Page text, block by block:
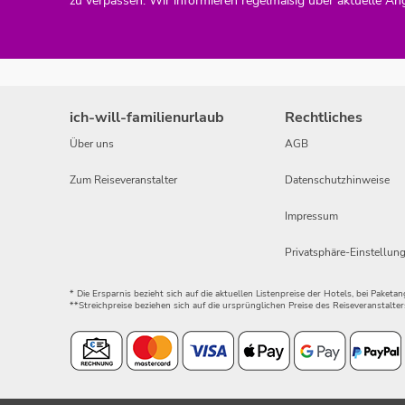
ich-will-familienurlaub
Über uns
Zum Reiseveranstalter
Rechtliches
AGB
Datenschutzhinweise
Impressum
Privatsphäre-
* Die Ersparnis bezieht sich auf die aktuellen Listenpreise der Hotels, bei
**Streichpreise beziehen sich auf die ursprünglichen Preise des